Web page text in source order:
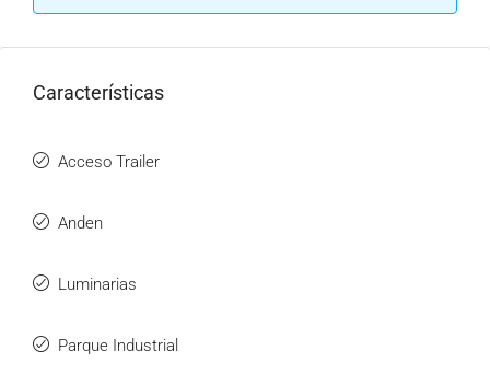
Características
Acceso Trailer
Anden
Luminarias
Parque Industrial